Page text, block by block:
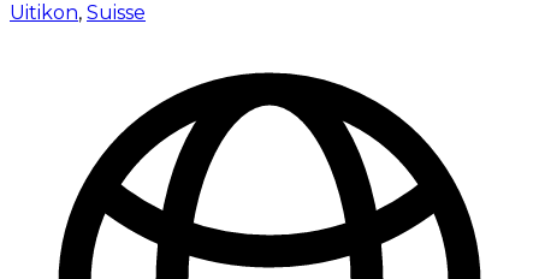
Uitikon, Suisse